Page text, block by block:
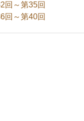
～第35回
～第40回